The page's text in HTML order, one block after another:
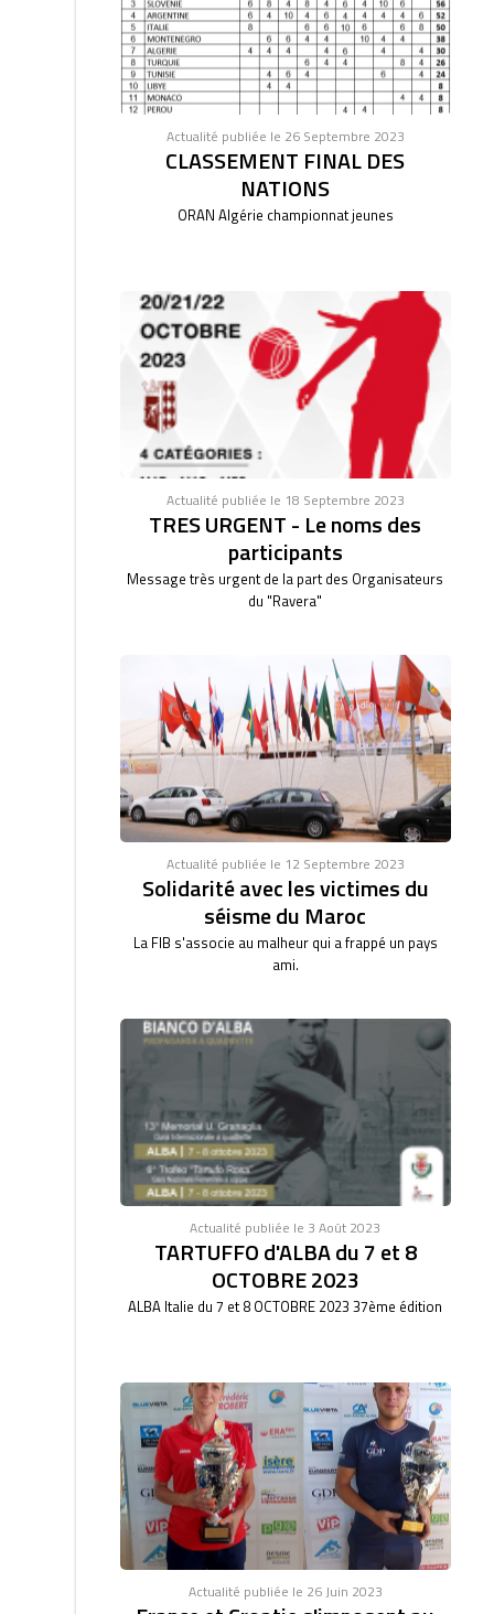
Actualité publiée le 26 Septembre 2023
CLASSEMENT FINAL DES
NATIONS
ORAN Algérie championnat jeunes
Actualité publiée le 18 Septembre 2023
TRES URGENT - Le noms des
participants
Message très urgent de la part des Organisateurs
du "Ravera"
Actualité publiée le 12 Septembre 2023
Solidarité avec les victimes du
séisme du Maroc
La FIB s'associe au malheur qui a frappé un pays
ami.
Actualité publiée le 3 Août 2023
TARTUFFO d'ALBA du 7 et 8
OCTOBRE 2023
ALBA Italie du 7 et 8 OCTOBRE 2023 37ème édition
Actualité publiée le 26 Juin 2023